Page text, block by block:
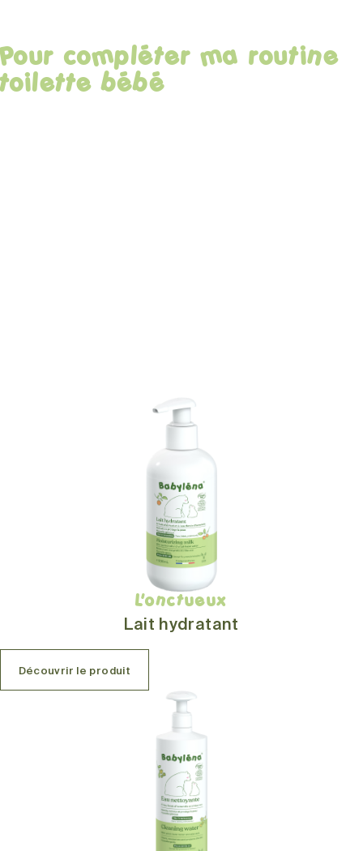
Pour compléter ma routine
toilette bébé
L'onctueux
Lait hydratant
Découvrir le produit